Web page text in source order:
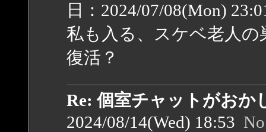
日：2024/07/08(Mon)
私も入る、スケベ老人の
復活？
Re: 個室チャットがおか
2024/08/14(Wed) 18:53